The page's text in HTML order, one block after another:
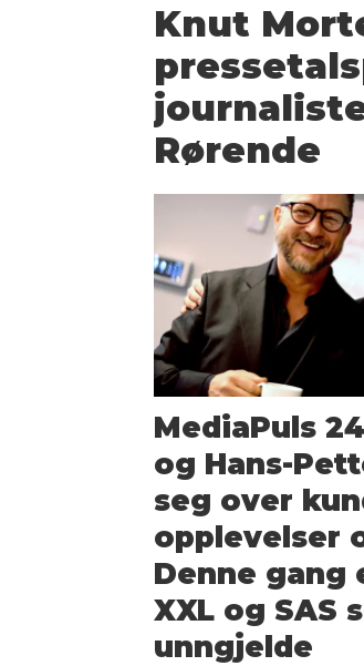
Knut
Rørende
MediaPuls
og Hans-
seg over
opplevelser
Denne gang
XXL og SAS
unngjelde